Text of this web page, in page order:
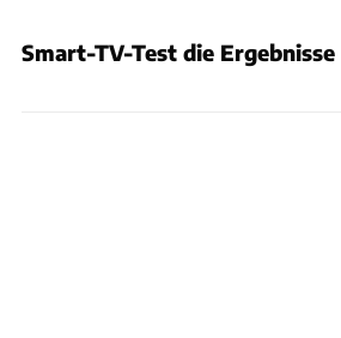
Smart-TV-Test die Ergebnisse